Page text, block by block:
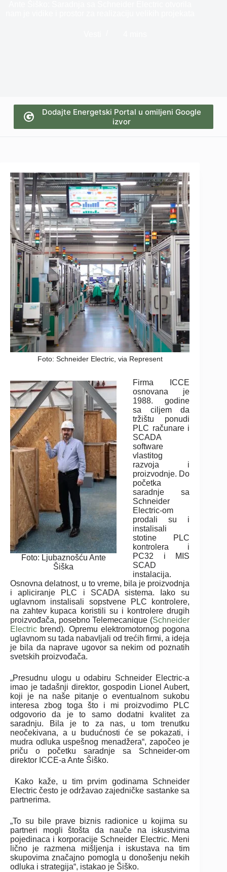
Dodajte Energetski Portal u omiljeni Google
izvor
Foto: Schneider Electric, via Represent
Foto: Ljubaznošću Ante
Šiška
Firma ICCE
osnovana je
1988. godine
sa ciljem da
tržištu ponudi
PLC računare i
SCADA
software
vlastitog
razvoja i
proizvodnje. Do
početka
saradnje sa
Schneider
Electric-om
prodali su i
instalisali
stotine PLC
kontrolera i
PC32 i MIS
SCAD
instalacija.
Osnovna delatnost, u to vreme, bila je proizvodnja
i apliciranje PLC i SCADA sistema. Iako su
uglavnom instalisali sopstvene PLC kontrolere,
na zahtev kupaca koristili su i kontrolere drugih
proizvođača, posebno Telemecanique (Schneider
Electric brend). Opremu elektromotornog pogona
uglavnom su tada nabavljali od trećih firmi, a ideja
je bila da naprave ugovor sa nekim od poznatih
svetskih proizvođača.
„Presudnu ulogu u odabiru Schneider Electric-a
imao je tadašnji direktor, gospodin Lionel Aubert,
koji je na naše pitanje o eventualnom sukobu
interesa zbog toga što i mi proizvodimo PLC
odgovorio da je to samo dodatni kvalitet za
saradnju. Bila je to za nas, u tom trenutku
neočekivana, a u budućnosti će se pokazati, i
mudra odluka uspešnog menadžera“, započeo je
priču o početku saradnje sa Schneider-om
direktor ICCE-a Ante Šiško.
Kako kaže, u tim prvim godinama Schneider
Electric često je održavao zajedničke sastanke sa
partnerima.
„To su bile prave biznis radionice u kojima su
partneri mogli štošta da nauče na iskustvima
pojedinaca i korporacije Schneider Electric. Meni
lično je razmena mišljenja i iskustava na tim
skupovima značajno pomogla u donošenju nekih
odluka i strategija“, istakao je Šiško.